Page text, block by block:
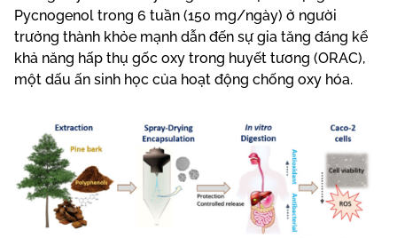
Pycnogenol trong 6 tuần (150 mg/ngày) ở người
trưởng thành khỏe mạnh dẫn đến sự gia tăng đáng kể
khả năng hấp thụ gốc oxy trong huyết tương (ORAC),
một dấu ấn sinh học của hoạt động chống oxy hóa.